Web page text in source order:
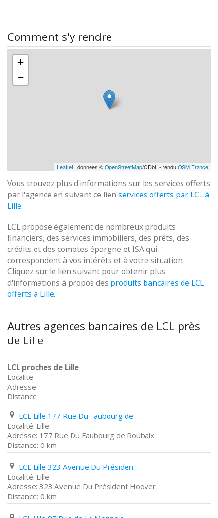
Comment s'y rendre
+
−
Leaflet | données ©OpenStreetMap/ODbL - renduOSM France
Vous trouvez plus d'informations sur les services offerts
par l'agence en suivant ce lien services offerts par LCL à
Lille.
LCL propose également de nombreux produits
financiers, des services immobiliers, des prêts, des
crédits et des comptes épargne et ISA qui
correspondent à vos intérêts et à votre situation.
Cliquez sur le lien suivant pour obtenir plus
d'informations à propos des produits bancaires de LCL
offerts à Lille.
Autres agences bancaires de LCL près
de Lille
LCL proches de Lille
Localité
Adresse
Distance
LCL Lille 177 Rue Du Faubourg de Roubaix
Lille
177 Rue Du Faubourg de Roubaix
0 km
LCL Lille 323 Avenue Du Président Hoover
Lille
323 Avenue Du Président Hoover
0 km